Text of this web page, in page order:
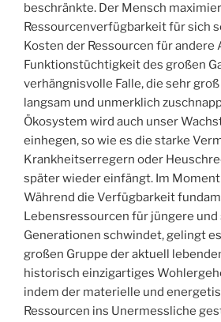
beschränkte. Der Mensch
Ressourcenverfügbarkeit für sich
Kosten der Ressourcen für andere
Funktionstüchtigkeit des großen
verhängnisvolle Falle, die sehr
langsam und unmerklich
Ökosystem wird auch unser
einhegen, so wie es die starke
Krankheitserregern oder
später wieder einfängt. Im
Während die Verfügbarkeit
Lebensressourcen für jüngere und
Generationen schwindet, gelingt
großen Gruppe der aktuell
historisch einzigartiges
indem der materielle und
Ressourcen ins Unermessliche